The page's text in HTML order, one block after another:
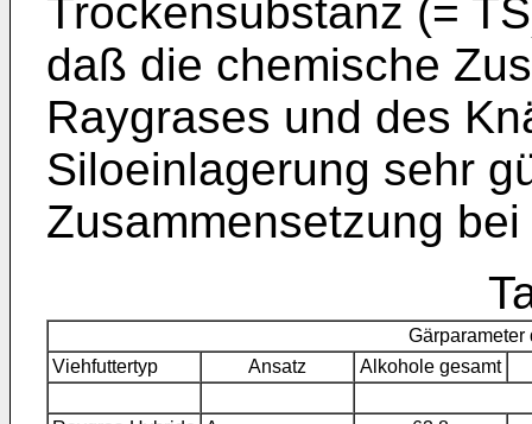
Trockensubstanz (=
daß die chemische
Raygrases und des
Siloeinlagerung sehr
Zusammensetzung
Gärparameter
Viehfuttertyp
Ansatz Alkohole gesamt